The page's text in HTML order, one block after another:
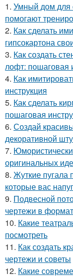
1. Умный дом для
помогают
2. Как сделать
гипсокартона
3. Как создать
лофт: пошаговая
4. Как
инструкция
5. Как сделать
пошаговая
6. Создай
декоративной
7.
оригинальных
8. Жуткие пугала
которые вас
9. Подвесной
чертежи в
10. Какие
посмотреть
11. Как создать
чертежи и советы
12. Какие